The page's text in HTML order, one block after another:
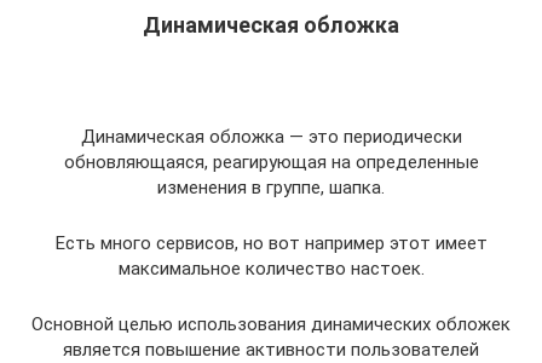
Динамическая обложка
Динамическая обложка — это периодически
обновляющаяся, реагирующая на определенные
изменения в группе, шапка.
Есть много сервисов, но вот например этот имеет
максимальное количество настоек.
Основной целью использования динамических обложек
является повышение активности пользователей